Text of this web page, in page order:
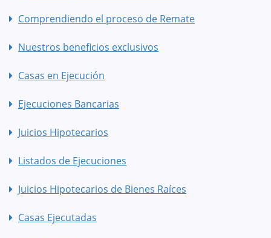
Comprendiendo el proceso de Remate
Nuestros beneficios exclusivos
Casas en Ejecución
Ejecuciones Bancarias
Juicios Hipotecarios
Listados de Ejecuciones
Juicios Hipotecarios de Bienes Raíces
Casas Ejecutadas